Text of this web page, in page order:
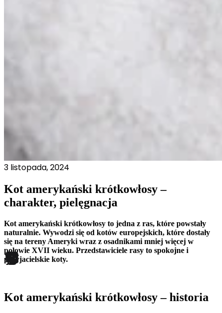
3 listopada, 2024
Kot amerykański krótkowłosy –
charakter, pielęgnacja
Kot amerykański krótkowłosy to jedna z ras, które powstały
naturalnie. Wywodzi się od kotów europejskich, które dostały
się na tereny Ameryki wraz z osadnikami mniej więcej w
połowie XVII wieku. Przedstawiciele rasy to spokojne i
przyjacielskie koty.
Kot amerykański krótkowłosy – historia